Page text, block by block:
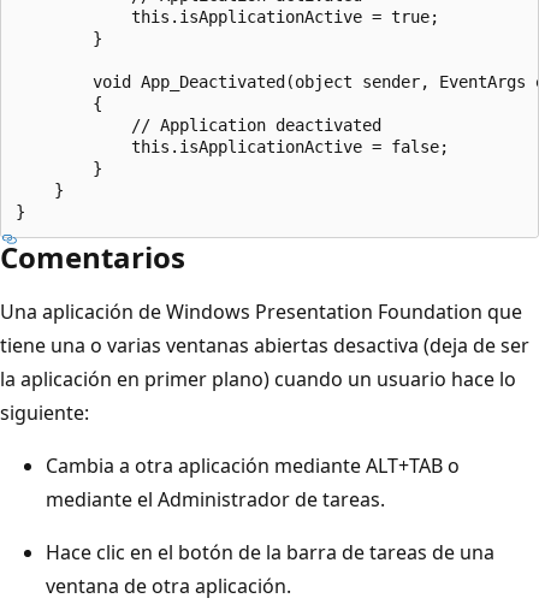
            this.isApplicationActive = true;
        }
void App_Deactivated(object sender, EventArgs
        {
            // Application deactivated
            this.isApplicationActive = false;
        }
    }
Comentarios
Una aplicación de Windows Presentation Foundation que
tiene una o varias ventanas abiertas desactiva (deja de ser
la aplicación en primer plano) cuando un usuario hace lo
siguiente:
Cambia a otra aplicación mediante ALT+TAB o
mediante el Administrador de tareas.
Hace clic en el botón de la barra de tareas de una
ventana de otra aplicación.